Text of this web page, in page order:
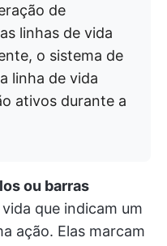
de
linhas de vida
o sistema de
linha de vida
ativos durante a
ou barras
que indicam um
ação. Elas marcam